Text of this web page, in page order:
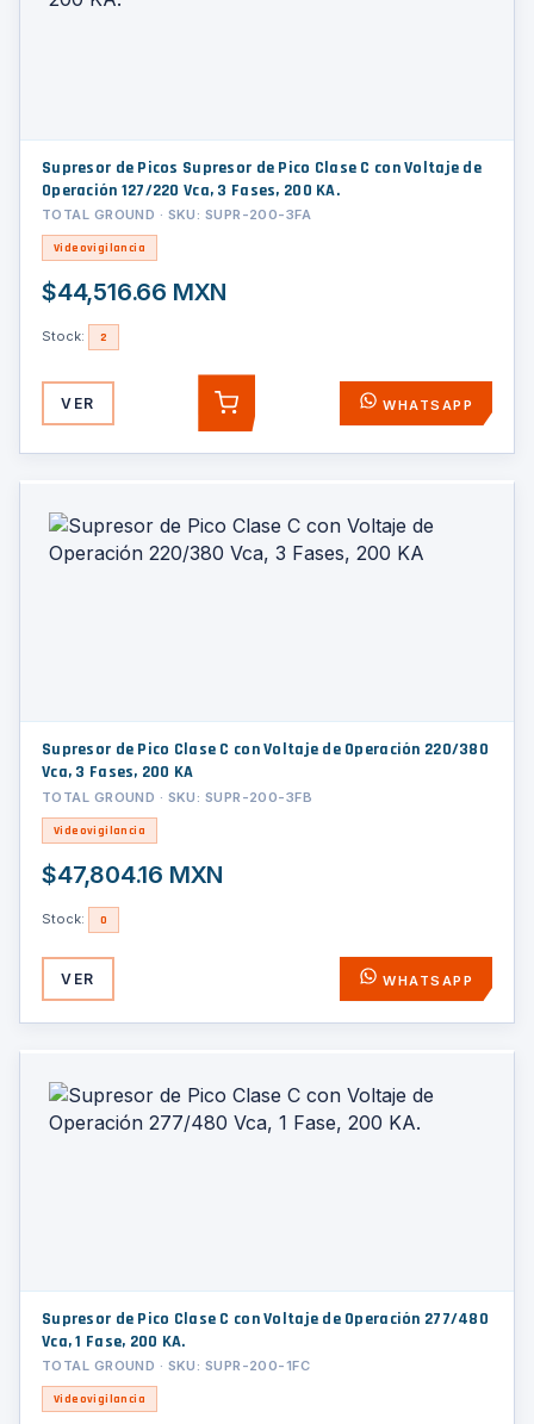
Supresor de Picos Supresor de Pico Clase C con Voltaje de
Operación 127/220 Vca, 3 Fases, 200 KA.
TOTAL GROUND · SKU: SUPR-200-3FA
Videovigilancia
$44,516.66 MXN
Stock: 2
VER AGREGAR WHATSAPP
Supresor de Pico Clase C con Voltaje de Operación 220/380
Vca, 3 Fases, 200 KA
TOTAL GROUND · SKU: SUPR-200-3FB
Videovigilancia
$47,804.16 MXN
Stock: 0
VER WHATSAPP
Supresor de Pico Clase C con Voltaje de Operación 277/480
Vca, 1 Fase, 200 KA.
TOTAL GROUND · SKU: SUPR-200-1FC
Videovigilancia